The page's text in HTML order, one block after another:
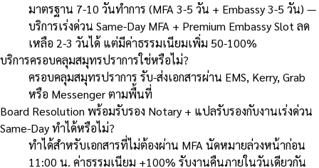
มาตรฐาน 7-10 วันทำการ (MFA 3-5 วัน + Embassy 3-5 วัน) —
บริการเร่งด่วน Same-Day MFA + Premium Embassy Slot ลด
เหลือ 2-3 วันได้ แต่มีค่าธรรมเนียมเพิ่ม 50-100%
บริการครอบคลุมสมุทรปราการใช่หรือไม่?
ครอบคลุมสมุทรปราการ รับ-ส่งเอกสารผ่าน EMS, Kerry, Grab
หรือ Messenger ตามพื้นที่
Board Resolution พร้อมรับรอง Notary + แปลรับรองกับงานเร่งด่วน
Same-Day ทำได้หรือไม่?
ทำได้สำหรับเอกสารที่ไม่ต้องผ่าน MFA นัดหมายล่วงหน้าก่อน
11:00 น. ค่าธรรมเนียม +100% รับงานคืนภายในวันเดียวกัน